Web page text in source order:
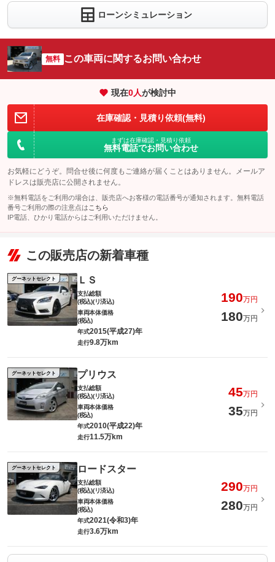
ローンシミュレーション
無料 この車両に関するお問い合わせ
現在0人が検討中
在庫確認・見積り依頼(無料)
まずは在庫確認・見積り依頼
無料電話でお問い合わせ
お気軽にどうぞ。問合せ後に何度もご連絡が届くことはありません。メールア
ドレスは販売店に公開されません。
※無料電話をご利用の場合は、販売店へお客様の電話番号が通知されます。無料電話
番号ご利用の際の注意点は こちら
IP電話、ひかり電話からはご利用いただけません。
この販売店の新着車種
グーネットセレクト ＬＳ
支払総額
(税込)(リ済込)
190万円
車両本体価格
(税込)
180万円
年式2015(平成27)年
走行9.8万km
グーネットセレクト プリウス
支払総額
(税込)(リ済込)
45万円
車両本体価格
(税込)
35万円
年式2010(平成22)年
走行11.5万km
グーネットセレクト ロードスター
支払総額
(税込)(リ済込)
290万円
車両本体価格
(税込)
280万円
年式2021(令和3)年
走行3.6万km